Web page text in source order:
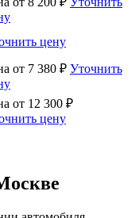
цену
от 7 380 ₽ Уточнить
от 12 300 ₽
цену